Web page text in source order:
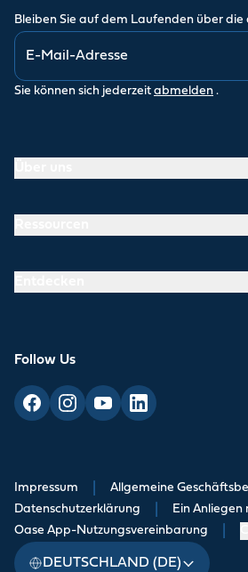
Bleiben Sie auf dem Laufenden über
Sie können sich jederzeit abmelden .
Follow Us
Impressum Allgemeine
Datenschutzerklärung Ein Anliegen
Oase App-Nutzungsvereinbarung
DEUTSCHLAND (DE)